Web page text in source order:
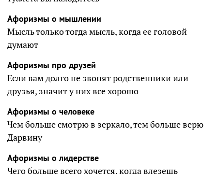
Афоризмы о мышлении
Мысль только тогда мысль, когда ее головой
думают
Афоризмы про друзей
Если вам долго не звонят родственники или
друзья, значит у них все хорошо
Афоризмы о человеке
Чем больше смотрю в зеркало, тем больше верю
Дарвину
Афоризмы о лидерстве
Чего больше всего хочется, когда влезешь